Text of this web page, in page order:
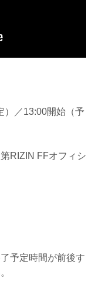
）／13:00開始（予
RIZIN FFオフィシ
予定時間が前後す